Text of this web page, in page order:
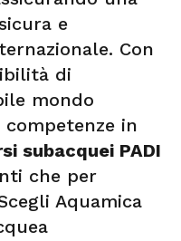
e
Con
di
mondo
in
subacquei PADI
che per
Aquamica